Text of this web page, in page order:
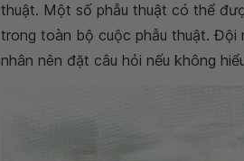
trong quá trình phẫu thuật. Một số
nhân vẫn tỉnh táo trong toàn bộ
của họ và bệnh nhân nên đặt câu